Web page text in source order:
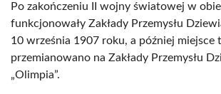
Po zakończeniu II wojny światowej w
funkcjonowały Zakłady Przemysłu
10 września 1907 roku, a później miejsce
przemianowano na Zakłady Przemysłu
„Olimpia”.